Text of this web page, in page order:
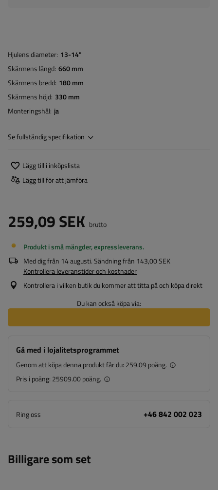
Hjulens diameter 13-14"
Skärmens längd 660 mm
Skärmens bredd 180 mm
Skärmens höjd 330 mm
Monteringshål ja
Se fullständig specifikation
Lägg till i inköpslista
Lägg till för att jämföra
259,09 SEK brutto
Produkt i små mängder, expressleverans
Med dig från 14 augusti. Sändning från 143,00 SEK
Kontrollera leveranstider och kostnader
Kontrollera i vilken butik du kommer att titta på och köpa direkt
Du kan också köpa via:
Gå med i lojalitetsprogrammet
Genom att köpa denna produkt får du: 259.09 poäng.
Pris i poäng: 25909.00 poäng.
Ring oss +46 842 002 023
Billigare som set